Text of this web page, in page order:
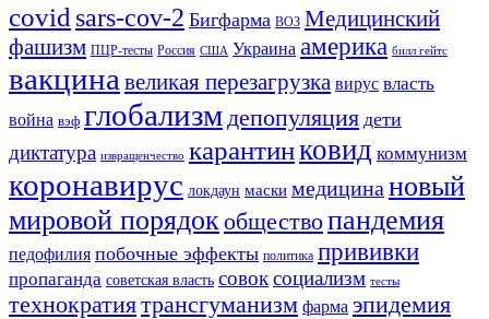
covid sars-cov-2 Бигфарма ВОЗ Медицинский
фашизм ПЦР-тесты Россия США Украина америка билл гейтс
вакцина великая перезагрузка вирус власть
война вэф глобализм депопуляция дети
диктатура извращенчество карантинковид коммунизм
коронавирус локдаун маски медицина новый
мировой порядок обществопандемия
педофилия побочные эффекты политика прививки
пропаганда советская власть совоксоциализм тесты
технократиятрансгуманизм фарма эпидемия